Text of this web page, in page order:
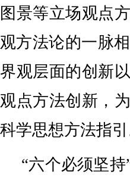
图景等立场观点
观方法论的一脉
界观层面的创新
观点方法创新，
科学思想方法指引
“六个必须坚